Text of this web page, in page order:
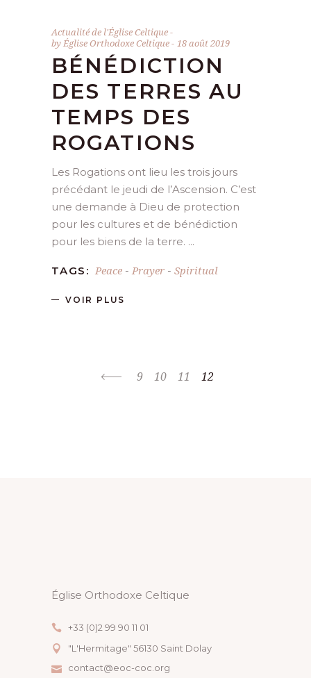
Actualité de l'Église Celtique
by Église Orthodoxe Celtique 18 août 2019
BÉNÉDICTION
DES TERRES AU
TEMPS DES
ROGATIONS
Les Rogations ont lieu les trois jours
précédant le jeudi de l’Ascension. C’est
une demande à Dieu de protection
pour les cultures et de bénédiction
pour les biens de la terre.
TAGS: Peace - Prayer - Spiritual
VOIR PLUS
9 10 11 12
Église Orthodoxe Celtique
+33 (0)2 99 90 11 01
"L'Hermitage" 56130 Saint Dolay
contact@eoc-coc.org